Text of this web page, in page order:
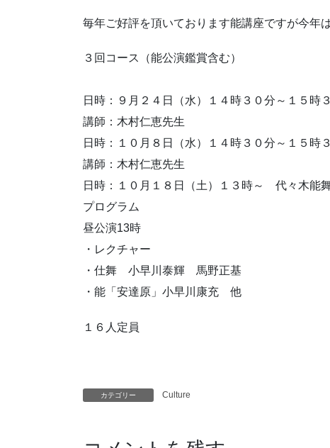
毎年ご好評を頂いております能講座ですが今年
３回コース（能公演鑑賞含む）
日時：９月２４日（水）１４時３０分～１５
講師：木村仁恵先生
日時：１０月８日（水）１４時３０分～１５
講師：木村仁恵先生
日時：１０月１８日（土）１３時～ 代々木能
プログラム
昼公演13時
・レクチャー
・仕舞 小早川泰輝 馬野正基
・能「安達原」小早川康充 他
１６人定員
カテゴリー Culture